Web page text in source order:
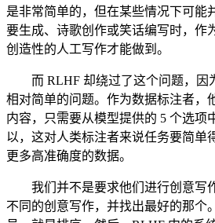
是非常简单的，但在某些情况下可能
要生成、诗歌创作或笑话编写时，作
创造性的人工写作才能做到。
而 RLHF 却绕过了这个问题，因
相对简单的问题。作为数据标注者，
内容，只需要从模型提供的 5 个选项
以，这对人类标注者来说任务要简单
更多高准确度的数据。
我们并不是要求他们进行创意写
不同的创意写作，并找出最好的那个